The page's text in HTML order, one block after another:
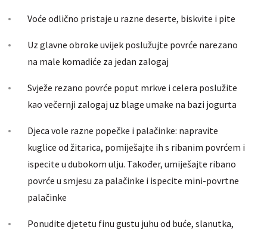
Voće odlično pristaje u razne deserte, biskvite i pite
Uz glavne obroke uvijek poslužujte povrće narezano
na male komadiće za jedan zalogaj
Svježe rezano povrće poput mrkve i celera poslužite
kao večernji zalogaj uz blage umake na bazi jogurta
Djeca vole razne popečke i palačinke: napravite
kuglice od žitarica, pomiješajte ih s ribanim povrćem i
ispecite u dubokom ulju. Također, umiješajte ribano
povrće u smjesu za palačinke i ispecite mini-povrtne
palačinke
Ponudite djetetu finu gustu juhu od buće, slanutka,